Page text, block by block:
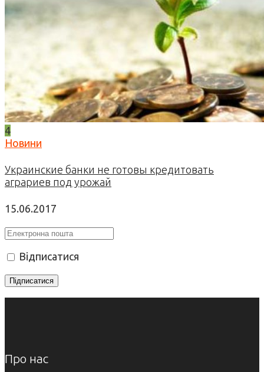
4
Новини
Украинские банки не готовы кредитовать
аграриев под урожай
15.06.2017
Відписатися
Про нас